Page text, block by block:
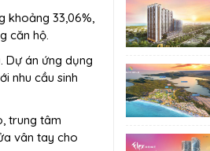
khoảng 33,06%,
căn hộ.
Dự án ứng dụng
nhu cầu sinh
trung tâm
vân tay cho